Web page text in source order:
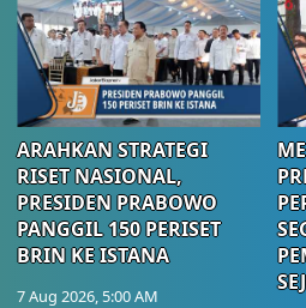
ARAHKAN STRATEGI
RISET NASIONAL,
PRESIDEN PRABOWO
PANGGIL 150 PERISET
BRIN KE ISTANA
7 Aug 2026, 5:00 AM